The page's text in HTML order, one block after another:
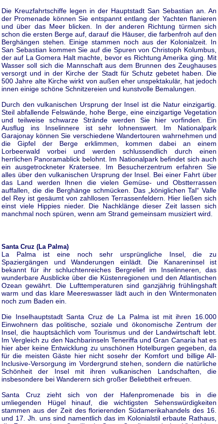
Die Kreuzfahrtschiffe legen in der Hauptstadt San Sebastian an. An
der Promenade können Sie entspannt entlang der Yachten flanieren
und über das Meer blicken. In der anderen Richtung türmen sich
schon die ersten Berge auf, darauf die Häuser, die farbenfroh auf den
Berghängen stehen. Einige stammen noch aus der Kolonialzeit. In
San Sebastian kommen Sie auf die Spuren von Christoph Kolumbus,
der auf La Gomera Halt machte, bevor es Richtung Amerika ging. Mit
Wasser soll sich die Mannschaft aus dem Brunnen des Zeughauses
versorgt und in der Kirche der Stadt für Schutz gebetet haben. Die
500 Jahre alte Kirche wirkt von außen eher unspektakulär, hat jedoch
innen einige schöne Schnitzereien und kunstvolle Bemalungen.
Durch den vulkanischen Ursprung der Insel ist die Natur einzigartig.
Steil abfallende Felswände, hohe Berge, eine einzigartige Vegetation
und teilweise schwarze Strände werden Sie hier vorfinden. Ein
Ausflug ins Inselinnere ist sehr lohnenswert. Im Nationalpark
Garajonay können Sie verschiedene Wandertouren wahrnehmen und
die Gipfel der Berge erklimmen, kommen dabei an einem
Lorbeerwald vorbei und werden schlussendlich durch einen
herrlichen Panoramablick belohnt. Im Nationalpark befindet sich auch
ein ausgetrockneter Kratersee. Im Besucherzentrum erfahren Sie
alles über den vulkanischen Ursprung der Insel. Bei einer Fahrt über
das Land werden Ihnen die vielen Gemüse- und Obstterrassen
auffallen, die die Berghänge schmücken. Das „königlichen Tal“ Valle
del Rey ist gesäumt von zahllosen Terrassenfeldern. Hier ließen sich
einst viele Hippies nieder. Die Nachklänge dieser Zeit lassen sich
manchmal noch spüren, wenn am Strand gemeinsam musiziert wird.
Santa Cruz (La Palma)
La Palma ist eine noch sehr ursprüngliche Insel, die zu
Spaziergängen und Wanderungen einlädt. Die Kanareninsel ist
bekannt für ihr schluchtenreiches Bergrelief im Inselinneren, das
wunderbare Ausblicke über die Küstenregionen und den Atlantischen
Ozean gewährt. Die Lufttemperaturen sind ganzjährig frühlingshaft
warm und das klare Meereswasser lädt auch in den Wintermonaten
noch zum Baden ein.
Die Inselhauptstadt Santa Cruz de La Palma ist mit ihren 16.000
Einwohnern das politische, soziale und ökonomische Zentrum der
Insel, die hauptsächlich vom Tourismus und der Landwirtschaft lebt.
Im Vergleich zu den Nachbarinseln Teneriffa und Gran Canaria hat es
hier aber keine Entwicklung zu unschönen Hotelburgen gegeben, da
für die meisten Gäste hier nicht sosehr der Komfort und billige All-
Inclusive-Versorgung im Vordergrund stehen, sondern die natürliche
Schönheit der Insel mit ihren vulkanischen Landschaften, die
insbesondere bei Wanderern sich großer Beliebtheit erfreuen.
Santa Cruz zieht sich von der Hafenpromenade bis in die
umliegenden Hügel hinauf, die wichtigsten Sehenswürdigkeiten
stammen aus der Zeit des florierenden Südamerikahandels des 16.
und 17. Jh. uns sind namentlich das im Kolonialstil erbaute Rathaus,